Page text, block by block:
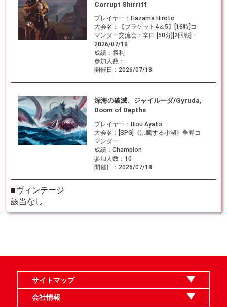
Corrupt Shirriff
プレイヤー： Hazama Hiroto
大会名：
【ブラケット4＆5】[16時]コ
マンダー交流会：辛口 [50分][2回戦] -
2026/07/18
成績： 勝利
参加人数：
開催日： 2026/07/18
深海の破滅、ジャイルーダ/Gyruda,
Doom of Depths
プレイヤー：
Itou Ayato
大会名： [SPG]《沸騰する小湖》争奪コ
マンダー
成績： Champion
参加人数： 10
開催日： 2026/07/18
■ヴィンテージ
該当なし
サイトマップ
オンラインショップ
買取
記事
選手一覧
デッキ検索
デッキ構築
イベント・大会
店舗のご案内
お問い合わせ
ヘルプ
FAQ
会社情報